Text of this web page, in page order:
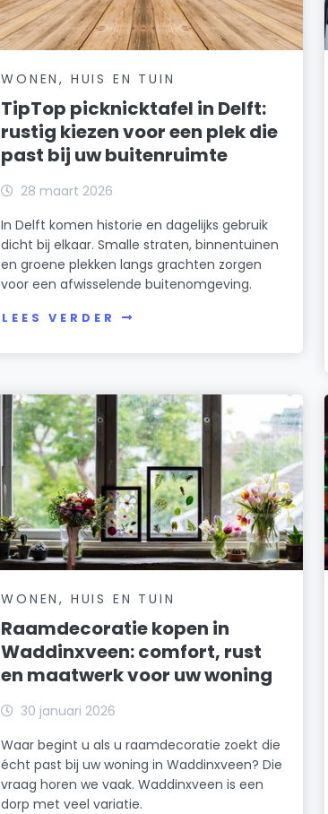
WONEN, HUIS EN TUIN
TipTop picknicktafel in Delft:
rustig kiezen voor een plek die
past bij uw buitenruimte
28 maart 2026
In Delft komen historie en dagelijks gebruik
dicht bij elkaar. Smalle straten, binnentuinen
en groene plekken langs grachten zorgen
voor een afwisselende buitenomgeving.
LEES VERDER
WONEN, HUIS EN TUIN
Raamdecoratie kopen in
Waddinxveen: comfort, rust
en maatwerk voor uw woning
30 januari 2026
Waar begint u als u raamdecoratie zoekt die
écht past bij uw woning in Waddinxveen? Die
vraag horen we vaak. Waddinxveen is een
dorp met veel variatie.